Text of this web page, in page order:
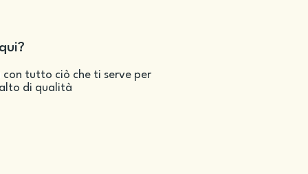
tutto ciò che ti serve per
di qualità